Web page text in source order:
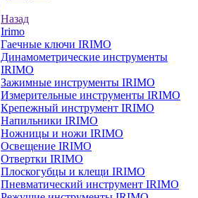
Назад
Irimo
Гаечные ключи IRIMO
Динамометрические инструменты
IRIMO
Зажимные инструменты IRIMO
Измерительные инструменты IRIMO
Крепежный инструмент IRIMO
Напильники IRIMO
Ножницы и ножи IRIMO
Освещение IRIMO
Отвертки IRIMO
Плоскогубцы и клещи IRIMO
Пневматический инструмент IRIMO